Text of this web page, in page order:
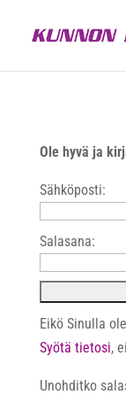
Ole hyvä ja
Sähköposti:
Salasana:
Eikö Sinulla
Syötä tietosi,
Unohditko